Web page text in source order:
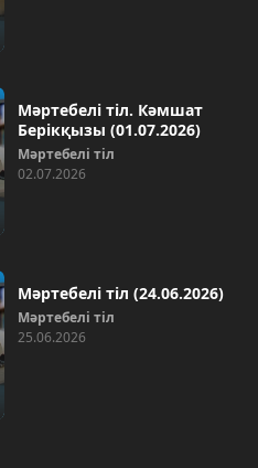
Мәртебелі тіл. Кәмшат
Берікқызы (01.07.2026)
Мәртебелі тіл
02.07.2026
Мәртебелі тіл (24.06.2026)
Мәртебелі тіл
25.06.2026